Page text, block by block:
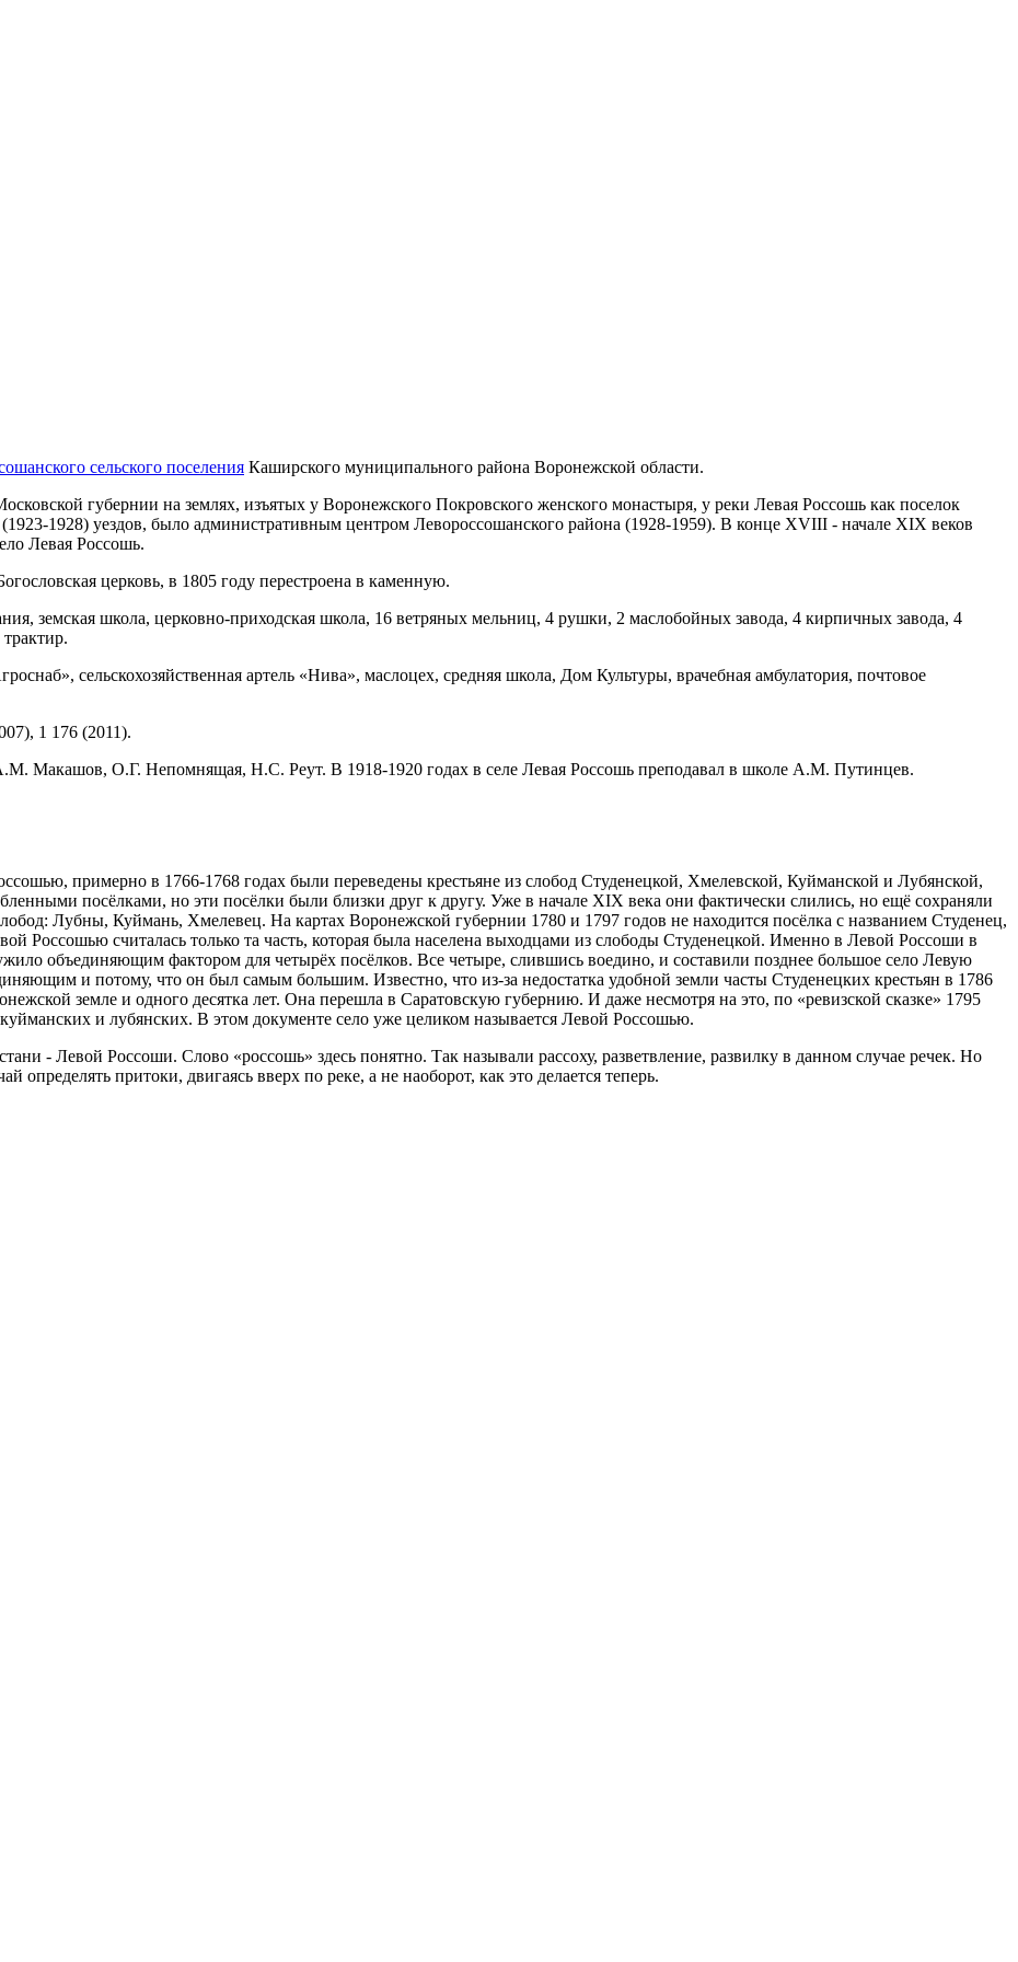
сельского поселения Каширского муниципального района Воронежской области.
губернии на землях, изъятых у Воронежского Покровского женского монастыря, у реки Левая Россошь как поселок
1928) уездов, было административным центром Левороссошанского района (1928-1959). В конце XVIII - начале XIX веков
Левая Россошь.
церковь, в 1805 году перестроена в каменную.
земская школа, церковно-приходская школа, 16 ветряных мельниц, 4 рушки, 2 маслобойных завода, 4 кирпичных завода, 4
сельскохозяйственная артель «Нива», маслоцех, средняя школа, Дом Культуры, врачебная амбулатория, почтовое
1 176 (2011).
Макашов, О.Г. Непомнящая, Н.С. Реут. В 1918-1920 годах в селе Левая Россошь преподавал в школе А.М. Путинцев.
примерно в 1766-1768 годах были переведены крестьяне из слобод Студенецкой, Хмелевской, Куйманской и Лубянской,
посёлками, но эти посёлки были близки друг к другу. Уже в начале XIX века они фактически слились, но ещё сохраняли
Лубны, Куймань, Хмелевец. На картах Воронежской губернии 1780 и 1797 годов не находится посёлка с названием Студенец,
Россошью считалась только та часть, которая была населена выходцами из слободы Студенецкой. Именно в Левой Россоши в
объединяющим фактором для четырёх посёлков. Все четыре, слившись воедино, и составили позднее большое село Левую
и потому, что он был самым большим. Известно, что из-за недостатка удобной земли часты Студенецких крестьян в 1786
земле и одного десятка лет. Она перешла в Саратовскую губернию. И даже несмотря на это, по «ревизской сказке» 1795
и лубянских. В этом документе село уже целиком называется Левой Россошью.
- Левой Россоши. Слово «россошь» здесь понятно. Так называли рассоху, разветвление, развилку в данном случае речек. Но
притоки, двигаясь вверх по реке, а не наоборот, как это делается теперь.